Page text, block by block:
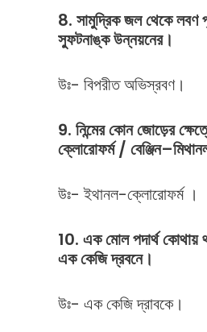
8. সামুদ্রিক জল থেকে
স্ফুটনাঙ্ক উন্নয়নের।
উঃ- বিপরীত অভিস্রবণ।
9. নিন্মেরকোনজোড়ের
ক্লোরোফর্ম/ বেঞ্জিন–
উঃ- ইথানল-ক্লোরোফর্ম ।
10. একমোলপদার্থকোথায়
এককেজিদ্রবনে।
উঃ- এক কেজি দ্রাবকে।